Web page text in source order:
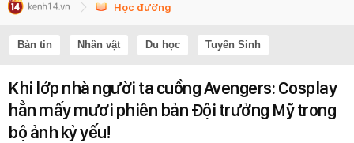
Học đường
Bản tin Nhân vật Du học Tuyển Sinh
Khi lớp nhà người ta cuồng Avengers: Cosplay
hẳn mấy mươi phiên bản Đội trưởng Mỹ trong
bộ ảnh kỷ yếu!